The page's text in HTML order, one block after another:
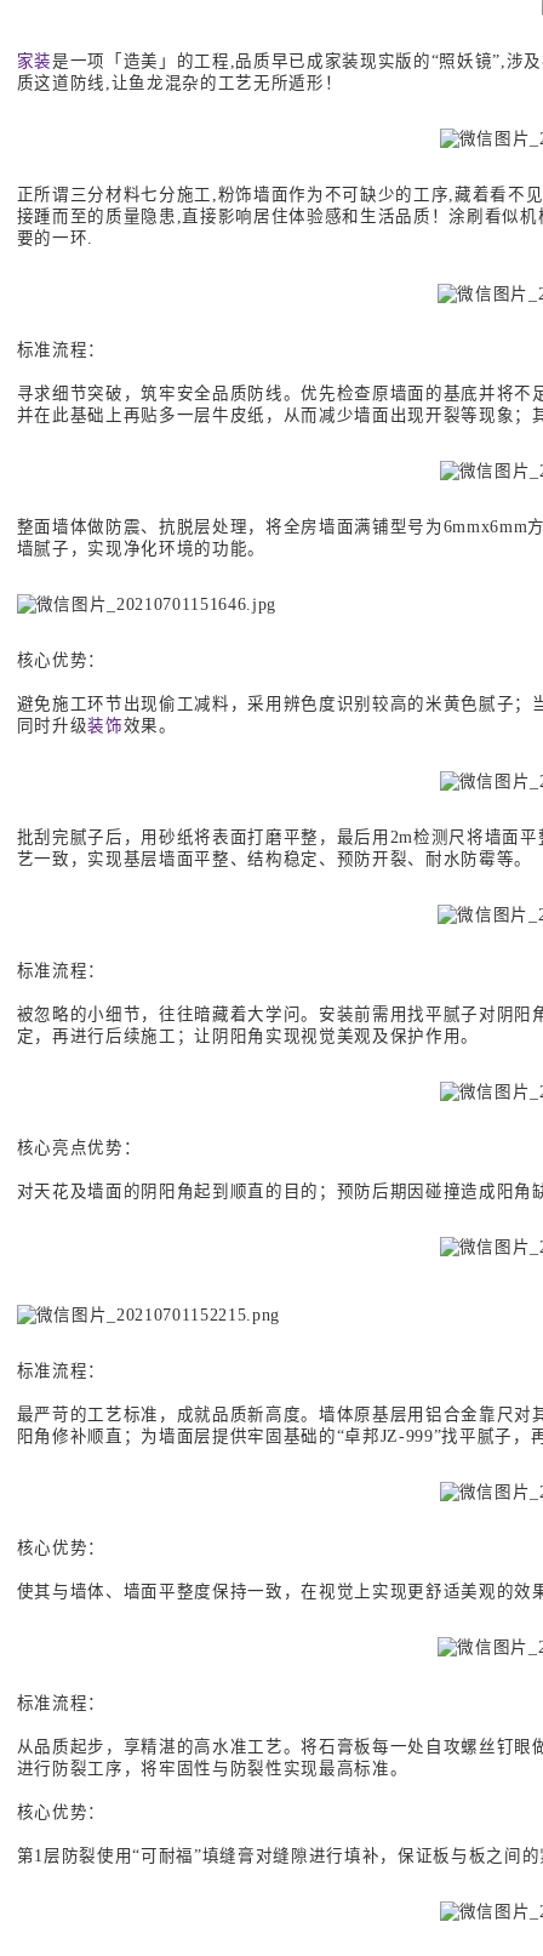
家装是一项「造美」的工程,品质早已成家装现实版的“照妖镜”,涉
质这道防线,让鱼龙混杂的工艺无所遁形！
正所谓三分材料七分施工,粉饰墙面作为不可缺少的工序,藏着看不
接踵而至的质量隐患,直接影响居住体验感和生活品质！涂刷看似
要的一环.
标准流程：
寻求细节突破，筑牢安全品质防线。优先检查原墙面的基底并将
并在此基础上再贴多一层牛皮纸，从而减少墙面出现开裂等现象
整面墙体做防震、抗脱层处理，将全房墙面满铺型号为
墙腻子，实现净化环境的功能。
核心优势：
避免施工环节出现偷工减料，采用辨色度识别较高的米黄色腻子
同时升级装饰效果。
批刮完腻子后，用砂纸将表面打磨平整，最后用2m检测尺将墙面
艺一致，实现基层墙面平整、结构稳定、预防开裂、耐水防霉等。
标准流程：
被忽略的小细节，往往暗藏着大学问。安装前需用找平腻子对阴
定，再进行后续施工；让阴阳角实现视觉美观及保护作用。
核心亮点优势：
对天花及墙面的阴阳角起到顺直的目的；预防后期因碰撞造成阳角
标准流程：
最严苛的工艺标准，成就品质新高度。墙体原基层用铝合金靠尺
阳角修补顺直；为墙面层提供牢固基础的“卓邦JZ-999”找平腻子
核心优势：
使其与墙体、墙面平整度保持一致，在视觉上实现更舒适美观的效
标准流程：
从品质起步，享精湛的高水准工艺。将石膏板每一处自攻螺丝钉
进行防裂工序，将牢固性与防裂性实现最高标准。
核心优势：
第1层防裂使用“可耐福”填缝膏对缝隙进行填补，保证板与板之间